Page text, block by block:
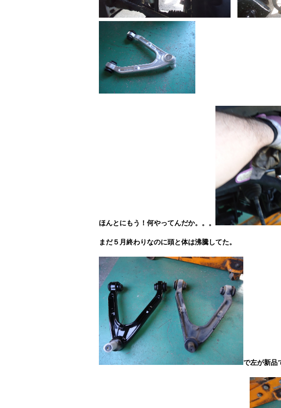
ほんとにもう！何やってんだか。。。
まだ５月終わりなのに頭と体は沸騰してた。
で左が新品